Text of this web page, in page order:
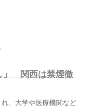
」 関西は禁煙徹
、大学や医療機関など